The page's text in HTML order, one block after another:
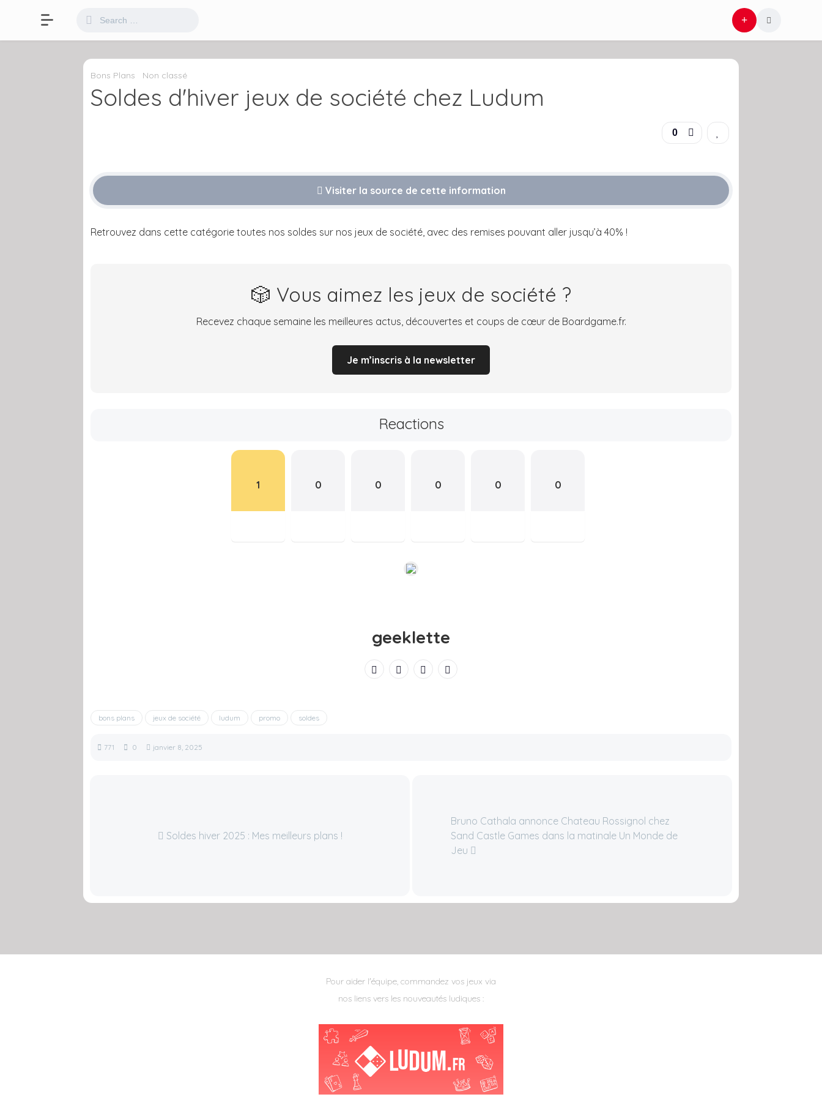
Bons Plans Non classé
Soldes d'hiver jeux de société chez Ludum
0
Visiter la source de cette information
Retrouvez dans cette catégorie toutes nos soldes sur nos jeux de société, avec des remises pouvant aller jusqu’à 40% !
🎲 Vous aimez les jeux de société ?
Recevez chaque semaine les meilleures actus, découvertes et coups de cœur de Boardgame.fr.
Je m’inscris à la newsletter
Reactions
1 0 0 0 0 0
geeklette
bons plans jeux de société ludum promo soldes
771 0 janvier 8, 2025
Soldes hiver 2025 : Mes meilleurs plans !
Bruno Cathala annonce Chateau Rossignol chez
Sand Castle Games dans la matinale Un Monde de
Jeu
Pour aider l'équipe, commandez vos jeux via
nos liens vers les nouveautés ludiques :